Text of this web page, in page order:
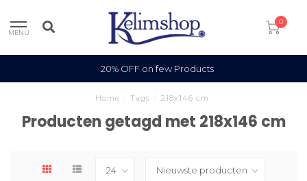
MENU
0
20% OFF on few Products
Home Tags 218x146 cm
Producten getagd met 218x146 cm